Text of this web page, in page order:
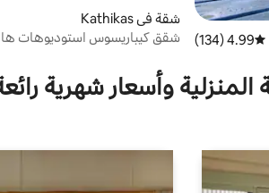
متوسط التقييم 4.99 من 5، 134 مراجعات
4.99 (134)
شقة في Kathikas
شقق كيباريسوس استوديوهات
المنزلية وأسعار شهرية